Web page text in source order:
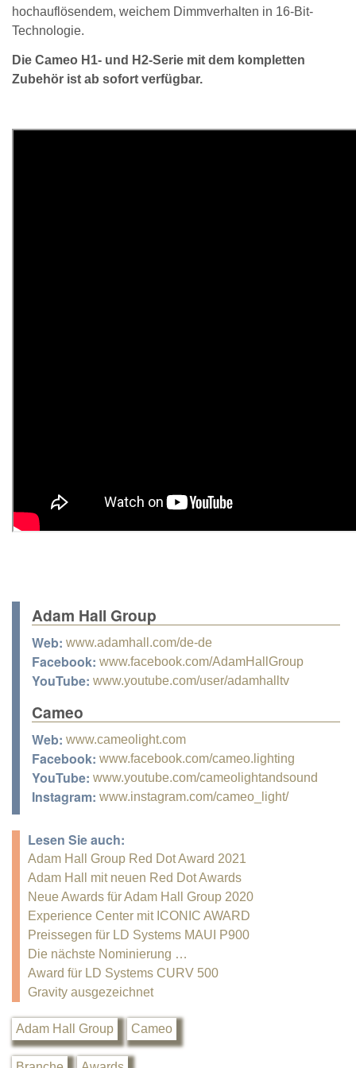
hochauflösendem, weichem Dimmverhalten in 16-Bit-
Technologie.
Die Cameo H1- und H2-Serie mit dem kompletten
Zubehör ist ab sofort verfügbar.
Adam Hall Group
Web: www.adamhall.com/de-de
Facebook: www.facebook.com/AdamHallGroup
YouTube: www.youtube.com/user/adamhalltv
Cameo
Web: www.cameolight.com
Facebook: www.facebook.com/cameo.lighting
YouTube: www.youtube.com/cameolightandsound
Instagram: www.instagram.com/cameo_light/
Lesen Sie auch:
Adam Hall Group Red Dot Award 2021
Adam Hall mit neuen Red Dot Awards
Neue Awards für Adam Hall Group 2020
Experience Center mit ICONIC AWARD
Preissegen für LD Systems MAUI P900
Die nächste Nominierung …
Award für LD Systems CURV 500
Gravity ausgezeichnet
Adam Hall Group Cameo